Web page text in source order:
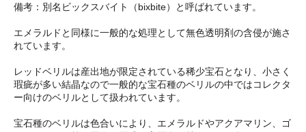
備考：別名ビックスバイト（bixbite）と呼ばれています。
エメラルドと同様に一般的な処理として無色透明剤の含侵が施さ
れています。
レッドベリルは産出地が限定されている稀少宝石となり、小さく
瑕疵が多い結晶なので一般的な宝石種のベリルの中ではコレクタ
ー向けのベリルとして扱われています。
宝石種のベリルは色合いにより、エメラルドやアクアマリン、ゴ